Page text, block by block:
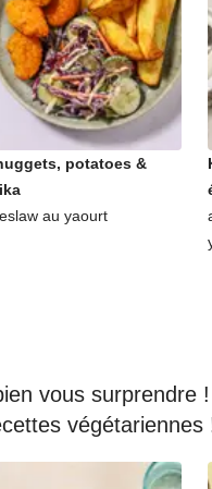
potatoes &
au yaourt
vous surprendre
végétariennes